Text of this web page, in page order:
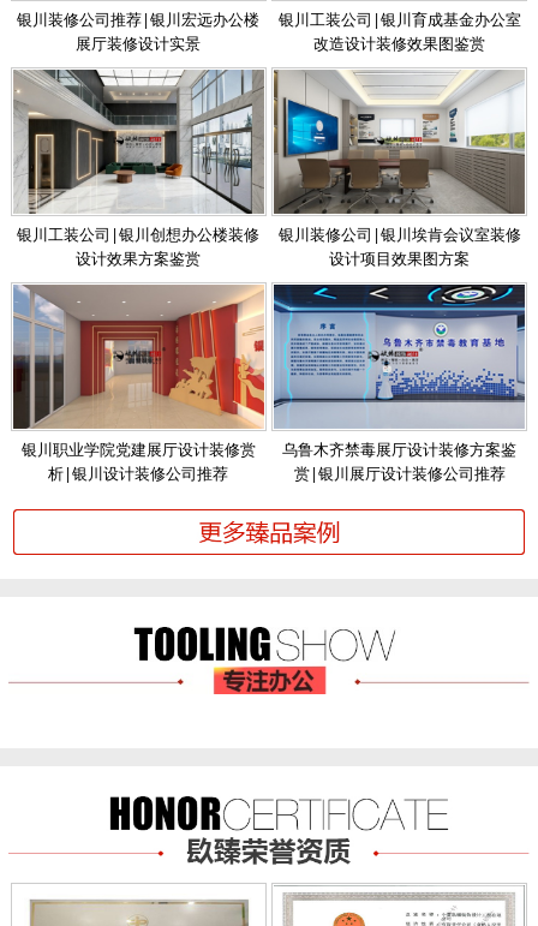
银川装修公司推荐|银川宏远办公楼
展厅装修设计实景
银川工装公司|银川育成基金办公室
改造设计装修效果图鉴赏
银川工装公司|银川创想办公楼装修
设计效果方案鉴赏
银川装修公司|银川埃肯会议室装修
设计项目效果图方案
银川职业学院党建展厅设计装修赏
析|银川设计装修公司推荐
乌鲁木齐禁毒展厅设计装修方案鉴
赏|银川展厅设计装修公司推荐